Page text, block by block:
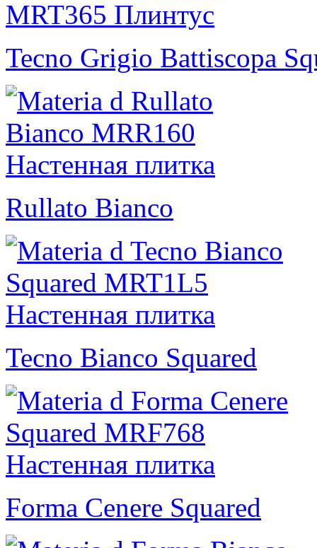
Tecno Grigio Battiscopa
Rullato Bianco
Tecno Bianco Squared
Forma Cenere Squared